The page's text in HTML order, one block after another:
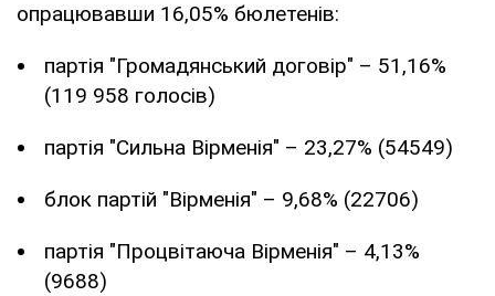
опрацювавши 16,05% бюлетенів:
партія "Громадянський договір" – 51,16%
(119 958 голосів)
партія "Сильна Вірменія" – 23,27% (54549)
блок партій "Вірменія" – 9,68% (22706)
партія "Процвітаюча Вірменія" – 4,13%
(9688)